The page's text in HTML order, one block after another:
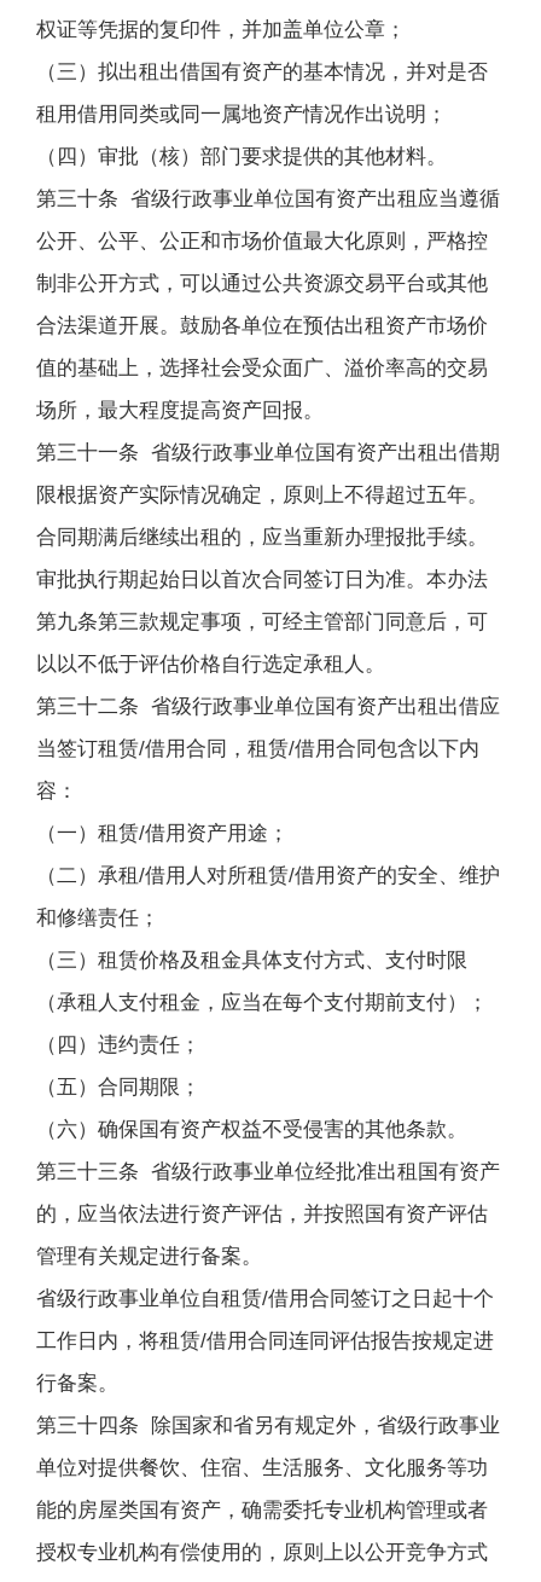
权证等凭据的复印件，并加盖单位公章；
（三）拟出租出借国有资产的基本情况，并对是否
租用借用同类或同一属地资产情况作出说明；
（四）审批（核）部门要求提供的其他材料。
第三十条 省级行政事业单位国有资产出租应当遵循
公开、公平、公正和市场价值最大化原则，严格控
制非公开方式，可以通过公共资源交易平台或其他
合法渠道开展。鼓励各单位在预估出租资产市场价
值的基础上，选择社会受众面广、溢价率高的交易
场所，最大程度提高资产回报。
第三十一条 省级行政事业单位国有资产出租出借期
限根据资产实际情况确定，原则上不得超过五年。
合同期满后继续出租的，应当重新办理报批手续。
审批执行期起始日以首次合同签订日为准。本办法
第九条第三款规定事项，可经主管部门同意后，可
以以不低于评估价格自行选定承租人。
第三十二条 省级行政事业单位国有资产出租出借应
当签订租赁/借用合同，租赁/借用合同包含以下内
容：
（一）租赁/借用资产用途；
（二）承租/借用人对所租赁/借用资产的安全、维护
和修缮责任；
（三）租赁价格及租金具体支付方式、支付时限
（承租人支付租金，应当在每个支付期前支付）；
（四）违约责任；
（五）合同期限；
（六）确保国有资产权益不受侵害的其他条款。
第三十三条 省级行政事业单位经批准出租国有资产
的，应当依法进行资产评估，并按照国有资产评估
管理有关规定进行备案。
省级行政事业单位自租赁/借用合同签订之日起十个
工作日内，将租赁/借用合同连同评估报告按规定进
行备案。
第三十四条 除国家和省另有规定外，省级行政事业
单位对提供餐饮、住宿、生活服务、文化服务等功
能的房屋类国有资产，确需委托专业机构管理或者
授权专业机构有偿使用的，原则上以公开竞争方式